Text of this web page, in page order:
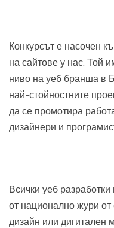
Конкурсът е насочен
на сайтове у нас. Той
ниво на уеб бранша в
най-стойностните
да се промотира
дизайнери и
Всички уеб
от национално жури
дизайн или дигитален